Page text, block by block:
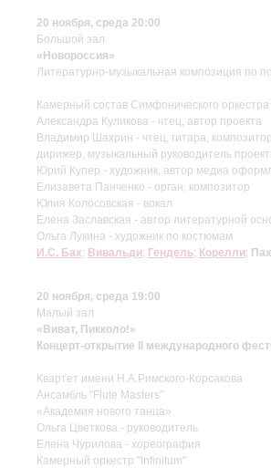
20 ноября, среда 20:00
Большой зал
«Новороссия»
Литературно-музыкальная композиция по
Камерный состав Симфонического оркестра
Александра Куликова - чтец, автор проекта
Владимир Шахрин - чтец, гитара, композитор
дирижер, музыкальный руководитель
Юрий Купер - художник, автор медиа
Елизавета Панченко - орган, композитор
Юлия Колосовская - вокал
Елена Заславская - автор литературной
Ольга Лукина - художник по костюмам
И.С. Бах; Вивальди; Гендель; Корелли;
20 ноября, среда 19:00
Малый зал
«Виват, Пикколо!»
Концерт-открытие II международного
Квартет имени Н.А.Римского-Корсакова
Ансамбль "Flute Masters"
«Академия нового танца»
Ольга Цветкова - руководитель
Елена Чурилова - хореография
Камерный оркестр "Infinitum"